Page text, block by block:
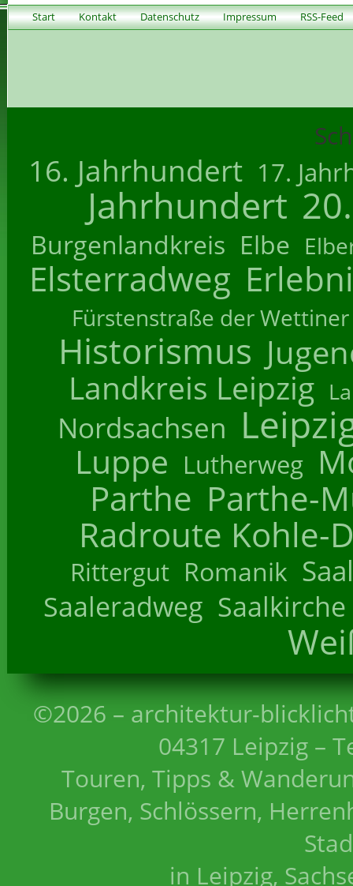
Start Kontakt Datenschutz Impressum RSS-Feed
16. Jahrhundert 17.
Jahrhundert
Burgenlandkreis Elbe
Elsterradweg
Fürstenstraße der Wettiner
Historismus
Landkreis Leipzig
Nordsachsen
Luppe Lutherweg
Parthe Parthe-
Radroute Kohle-
Rittergut Romanik
Saaleradweg Saalkirche
©2026 – architektur-
04317 Leipzig –
Touren, Tipps &
Burgen, Schlössern,
in Leipzig,